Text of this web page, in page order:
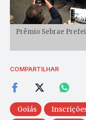
Prêmio Sebrae
COMPARTILHAR
Goiás